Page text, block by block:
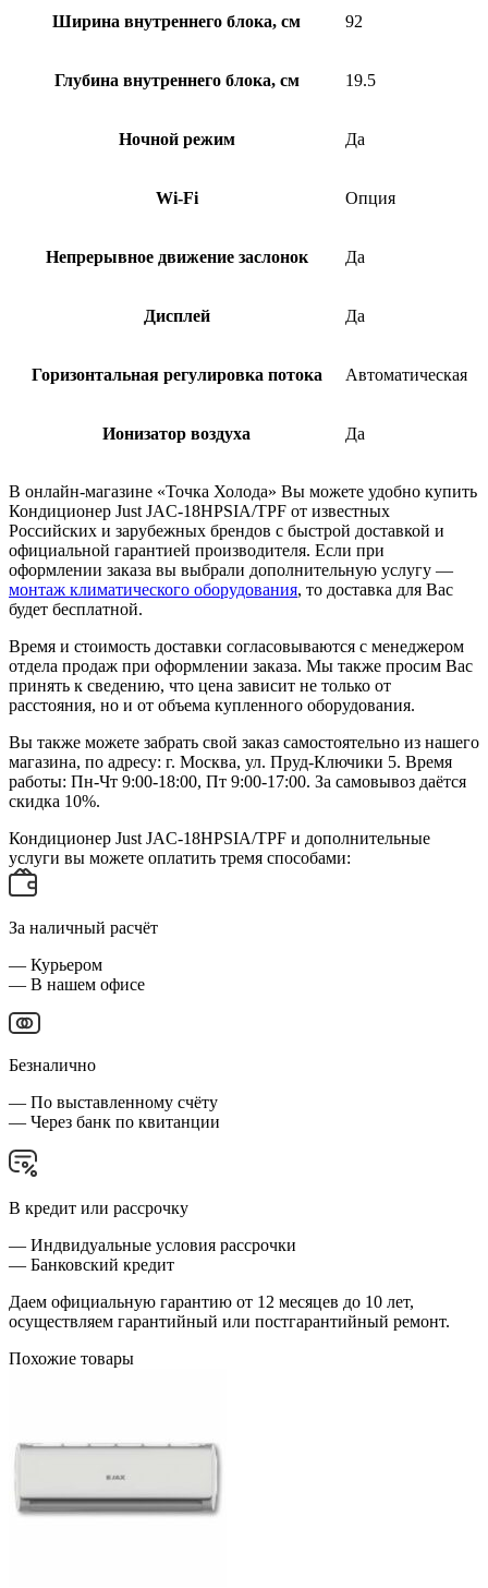
Ширина внутреннего блока, см 92
Глубина внутреннего блока, см 19.5
Ночной режим Да
Wi-Fi Опция
Непрерывное движение заслонок Да
Дисплей Да
Горизонтальная регулировка потока Автоматическая
Ионизатор воздуха Да
В онлайн-магазине «Точка Холода» Вы можете удобно купить
Кондиционер Just JAC-18HPSIA/TPF от известных
Российских и зарубежных брендов с быстрой доставкой и
официальной гарантией производителя. Если при
оформлении заказа вы выбрали дополнительную услугу —
монтаж климатического оборудования, то доставка для Вас
будет бесплатной.
Время и стоимость доставки согласовываются с менеджером
отдела продаж при оформлении заказа. Мы также просим Вас
принять к сведению, что цена зависит не только от
расстояния, но и от объема купленного оборудования.
Вы также можете забрать свой заказ самостоятельно из нашего
магазина, по адресу: г. Москва, ул. Пруд-Ключики 5. Время
работы: Пн-Чт 9:00-18:00, Пт 9:00-17:00. За самовывоз даётся
скидка 10%.
Кондиционер Just JAC-18HPSIA/TPF и дополнительные
услуги вы можете оплатить тремя способами:
За наличный расчёт
— Курьером
— В нашем офисе
Безналично
— По выставленному счёту
— Через банк по квитанции
В кредит или рассрочку
— Индвидуальные условия рассрочки
— Банковский кредит
Даем официальную гарантию от 12 месяцев до 10 лет,
осуществляем гарантийный или постгарантийный ремонт.
Похожие товары